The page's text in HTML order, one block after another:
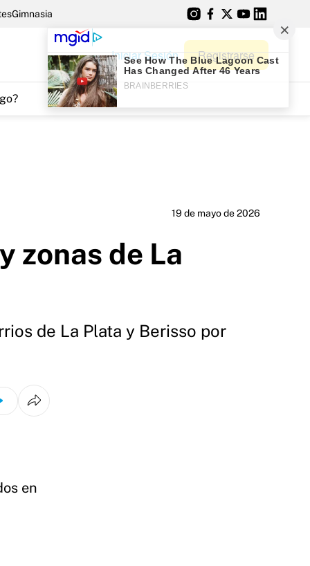
Gimnasia
Iniciar Sesión Registrarse
19 de mayo de 2026
zonas de La
de La Plata y Berisso por
en